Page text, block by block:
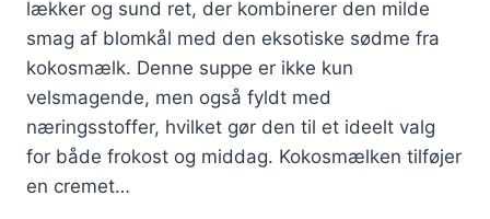
lækker og sund ret, der kombinerer den milde
smag af blomkål med den eksotiske sødme fra
kokosmælk. Denne suppe er ikke kun
velsmagende, men også fyldt med
næringsstoffer, hvilket gør den til et ideelt valg
for både frokost og middag. Kokosmælken tilføjer
en cremet…